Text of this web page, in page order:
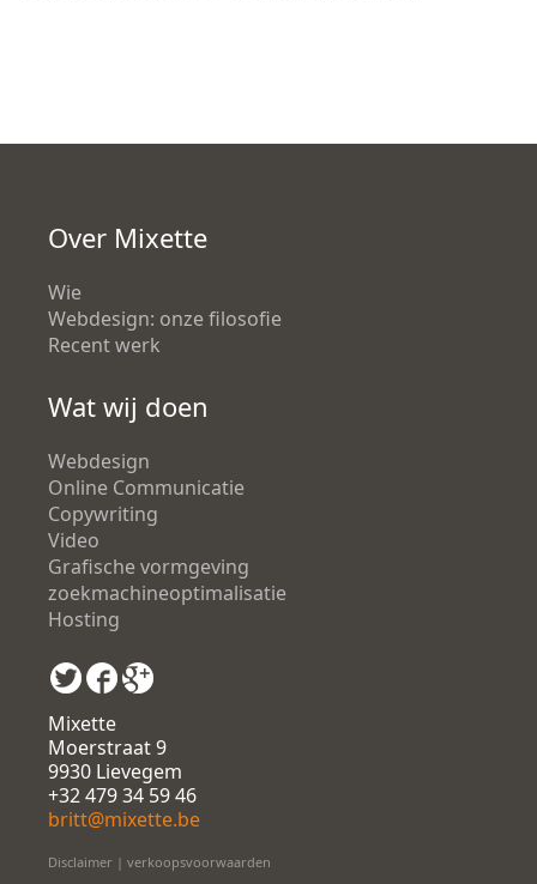
Over Mixette
Wie
Webdesign: onze filosofie
Recent werk
Wat wij doen
Webdesign
Online Communicatie
Copywriting
Video
Grafische vormgeving
zoekmachineoptimalisatie
Hosting
Mixette
Moerstraat 9
9930 Lievegem
+32 479 34 59 46
britt@mixette.be
Disclaimer | verkoopsvoorwaarden